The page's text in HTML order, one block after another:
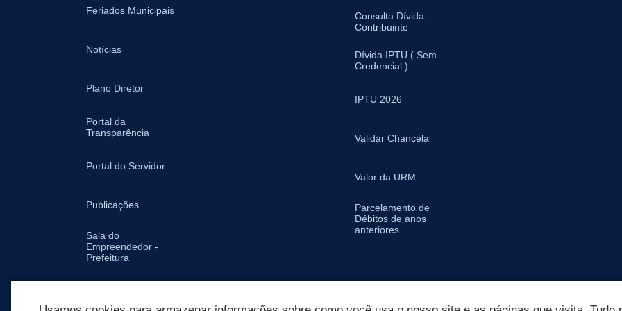
Feriados Municipais
Notícias
Plano Diretor
Portal da
Transparência
Portal do Servidor
Publicações
Sala do
Empreendedor -
Prefeitura
Consulta Dívida -
Contribuinte
Dívida IPTU ( Sem
Credencial )
IPTU 2026
Validar Chancela
Valor da URM
Parcelamento de
Débitos de anos
anteriores